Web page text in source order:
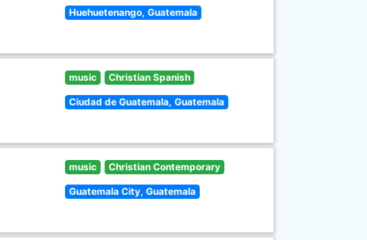
Huehuetenango, Guatemala
music Christian Spanish
Ciudad de Guatemala, Guatemala
music Christian Contemporary
Guatemala City, Guatemala